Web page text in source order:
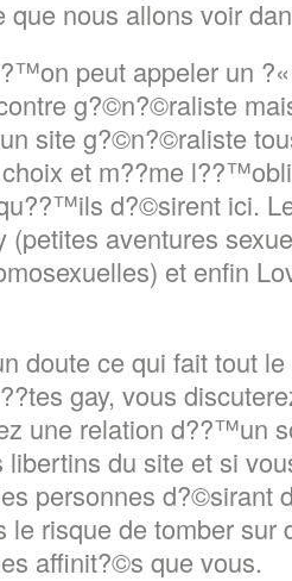
nous allons voir
peut appeler un
g?©n?©raliste
site g?©n?©raliste
et m??me
d?©sirent ici.
(petites aventures
et enfin
doute ce qui fait tout
gay, vous
une relation d??™un
libertins du site et si
personnes d?©sirant
le risque de tomber sur
affinit?©s que vous.